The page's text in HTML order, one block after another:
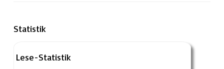
Statistik
Lese-Statistik